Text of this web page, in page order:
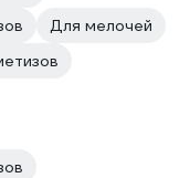
Для мелочей